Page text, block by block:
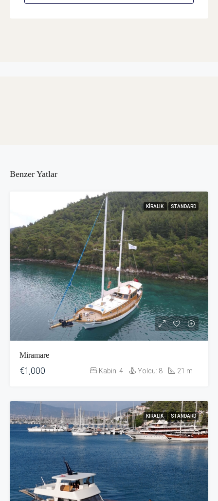
Benzer Yatlar
KIRALIK STANDARD
Miramare
€1,000 Kabin: 4 Yolcu: 8 21 m
KIRALIK STANDARD